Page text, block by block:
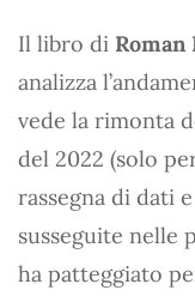
Il libro di Roman
analizza
vede la rimonta
del 2022 (solo
rassegna di dati
susseguite nelle
ha patteggiato